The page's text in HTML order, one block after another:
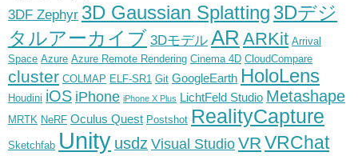
3DF Zephyr 3D Gaussian Splatting 3Dデジ
タルアーカイブ 3Dモデル AR ARKit Arrival
Space Azure Azure Remote Rendering Cinema 4D CloudCompare
cluster COLMAP ELF-SR1 Git GoogleEarth HoloLens
Houdini iOS iPhone iPhone X Plus LichtFeld Studio Metashape
MRTK NeRF Oculus Quest Postshot RealityCapture
Sketchfab Unity usdz Visual Studio VR VRChat